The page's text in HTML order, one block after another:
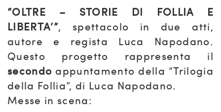
”OLTRE – STORIE DI FOLLIA E
LIBERTA’”, spettacolo in due atti,
autore e regista Luca Napodano.
Questo progetto rappresenta il
secondo appuntamento della “Trilogia
della Follia”, di Luca Napodano.
Messe in scena: